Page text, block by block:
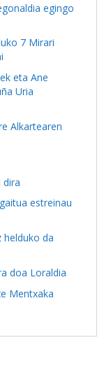
egingo
7 Mirari
eta Ane
Uria
Alkartearen
dira
estreinau
helduko da
doa Loraldia
Mentxaka